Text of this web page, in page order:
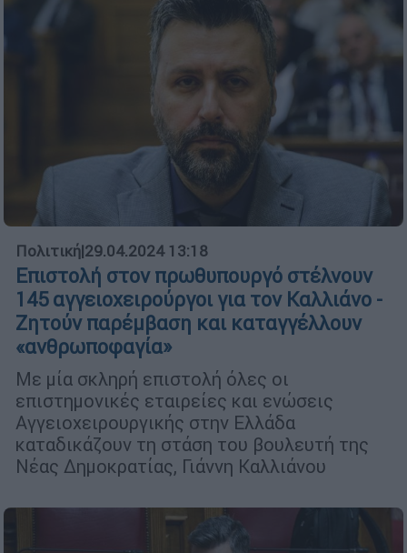
Πολιτική|29.04.2024 13:18
Επιστολή στον πρωθυπουργό στέλνουν
145 αγγειοχειρούργοι για τον Καλλιάνο -
Ζητούν παρέμβαση και καταγγέλλουν
«ανθρωποφαγία»
Με μία σκληρή επιστολή όλες οι
επιστημονικές εταιρείες και ενώσεις
Αγγειοχειρουργικής στην Ελλάδα
καταδικάζουν τη στάση του βουλευτή της
Νέας Δημοκρατίας, Γιάννη Καλλιάνου